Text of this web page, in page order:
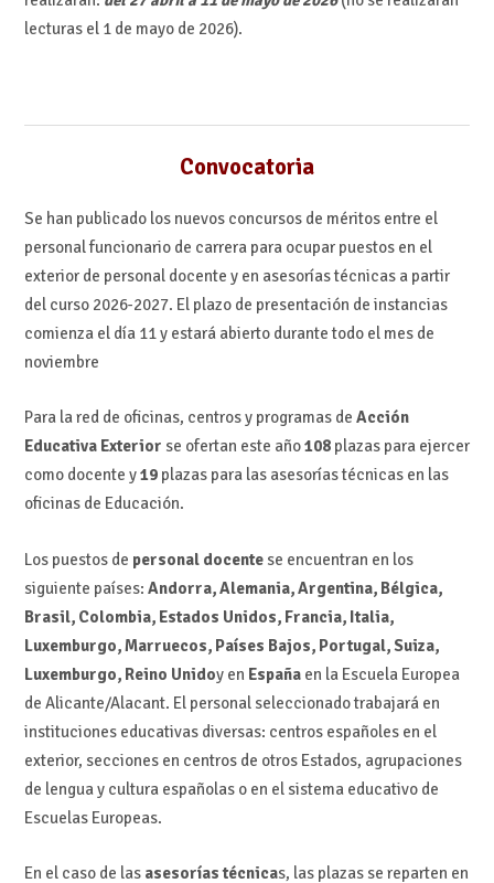
lecturas el 1 de mayo de 2026).
Convocatoria
Se han publicado los nuevos concursos de méritos entre el
personal funcionario de carrera para ocupar puestos en el
exterior de personal docente y en asesorías técnicas a partir
del curso 2026-2027. El plazo de presentación de instancias
comienza el día 11 y estará abierto durante todo el mes de
noviembre
Para la red de oficinas, centros y programas de Acción
Educativa Exterior se ofertan este año108plazas para ejercer
como docente y19plazas para las asesorías técnicas en las
oficinas de Educación.
Los puestos de personal docentese encuentran en los
siguiente países: Andorra, Alemania, Argentina, Bélgica,
Brasil, Colombia, Estados Unidos, Francia, Italia,
Luxemburgo, Marruecos, Países Bajos, Portugal, Suiza,
Luxemburgo, Reino Unidoy en Españaen la Escuela Europea
de Alicante/Alacant. El personal seleccionado trabajará en
instituciones educativas diversas: centros españoles en el
exterior, secciones en centros de otros Estados, agrupaciones
de lengua y cultura españolas o en el sistema educativo de
Escuelas Europeas.
En el caso de las asesorías técnicas, las plazas se reparten en